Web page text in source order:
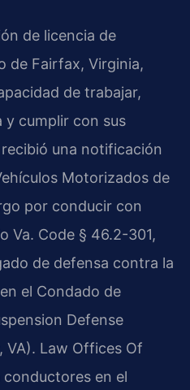
de licencia de
de Fairfax, Virginia,
de trabajar,
cumplir con sus
una notificación
Motorizados de
por conducir con
Va. Code § 46.2-301,
de defensa contra la
el Condado de
Defense
VA). Law Offices Of
conductores en el